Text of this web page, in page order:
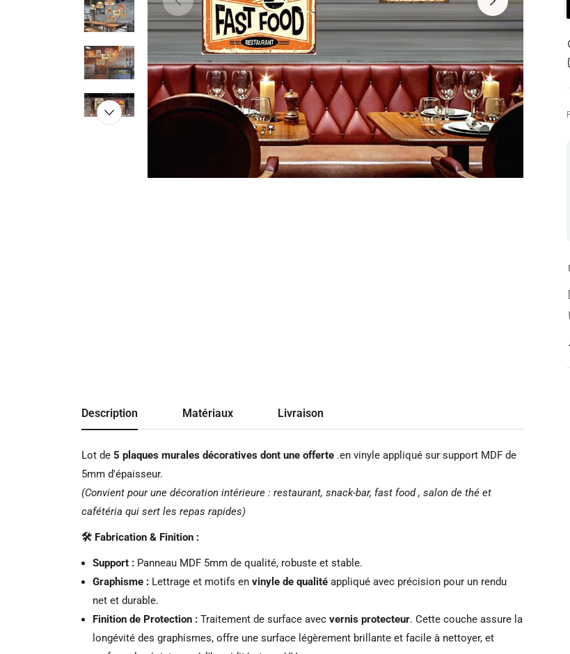
Description Matériaux Livraison
Lot de 5 plaques murales décoratives dont une offerte .en vinyle appliqué sur support MDF de
5mm d'épaisseur.
(Convient pour une décoration intérieure : restaurant, snack-bar, fast food , salon de thé et
cafétéria qui sert les repas rapides)
🛠️ Fabrication & Finition :
Support : Panneau MDF 5mm de qualité, robuste et stable.
Graphisme : Lettrage et motifs en vinyle de qualité appliqué avec précision pour un rendu
net et durable.
Finition de Protection : Traitement de surface avec vernis protecteur. Cette couche assure la
longévité des graphismes, offre une surface légèrement brillante et facile à nettoyer, et